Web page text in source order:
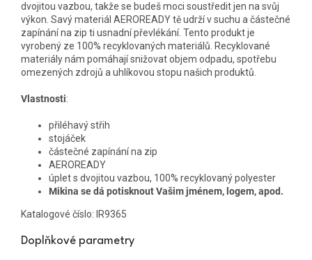
dvojitou vazbou, takže se budeš moci soustředit jen na svůj
výkon. Savý materiál AEROREADY tě udrží v suchu a částečné
zapínání na zip ti usnadní převlékání. Tento produkt je
vyrobený ze 100% recyklovaných materiálů. Recyklované
materiály nám pomáhají snižovat objem odpadu, spotřebu
omezených zdrojů a uhlíkovou stopu našich produktů.
Vlastnosti:
přiléhavý střih
stojáček
částečné zapínání na zip
AEROREADY
úplet s dvojitou vazbou, 100% recyklovaný polyester
Mikina se dá potisknout Vašim jménem, logem, apod.
Katalogové číslo: IR9365
Doplňkové parametry